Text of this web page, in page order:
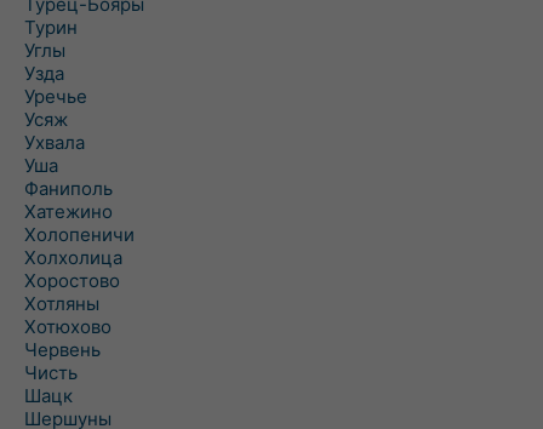
Турин
Углы
Узда
Уречье
Усяж
Ухвала
Уша
Фаниполь
Хатежино
Холопеничи
Холхолица
Хоростово
Хотляны
Хотюхово
Червень
Чисть
Шацк
Шершуны